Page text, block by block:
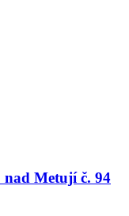
nad Metují č. 94